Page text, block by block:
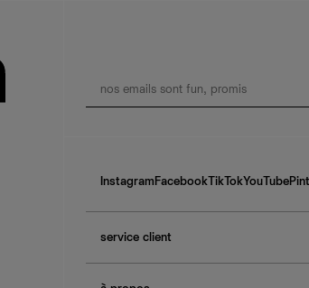
Instagram FacebookTikTokYouTube
service client